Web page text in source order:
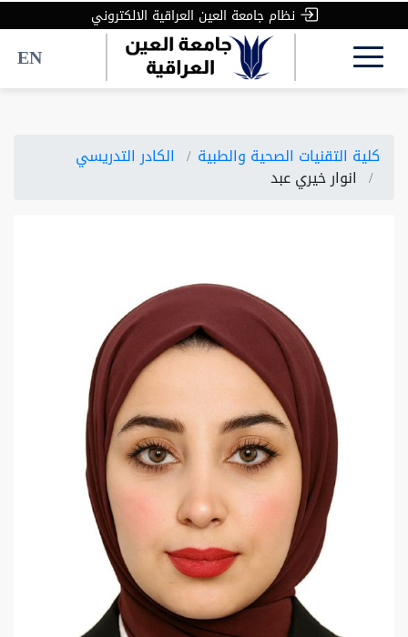
نظام جامعة العين العراقية الالكتروني
EN
كلية التقنيات الصحية والطبية الكادر التدريسي
انوار خيري عبد